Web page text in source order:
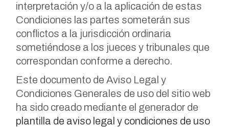
interpretación y/o a la aplicación de estas
Condiciones las partes someterán sus
conflictos a la jurisdicción ordinaria
sometiéndose a los jueces y tribunales que
correspondan conforme a derecho.
Este documento de Aviso Legal y
Condiciones Generales de uso del sitio web
ha sido creado mediante el generador de
plantilla de aviso legal y condiciones de uso